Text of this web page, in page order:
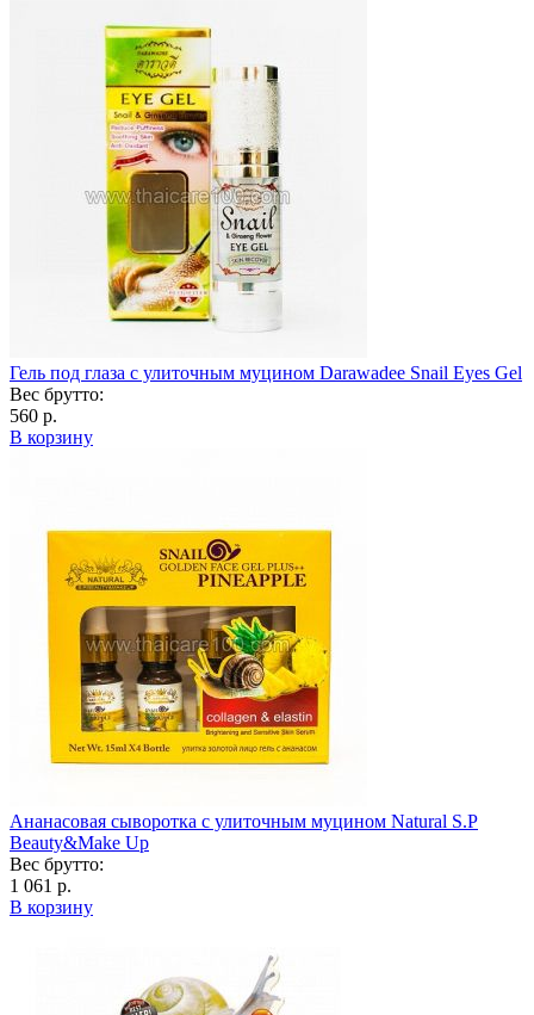
Гель под глаза с улиточным муцином Darawadee Snail Eyes Gel
Вес брутто:
560 р.
В корзину
Ананасовая сыворотка с улиточным муцином Natural S.P
Beauty&Make Up
Вес брутто:
1 061 р.
В корзину